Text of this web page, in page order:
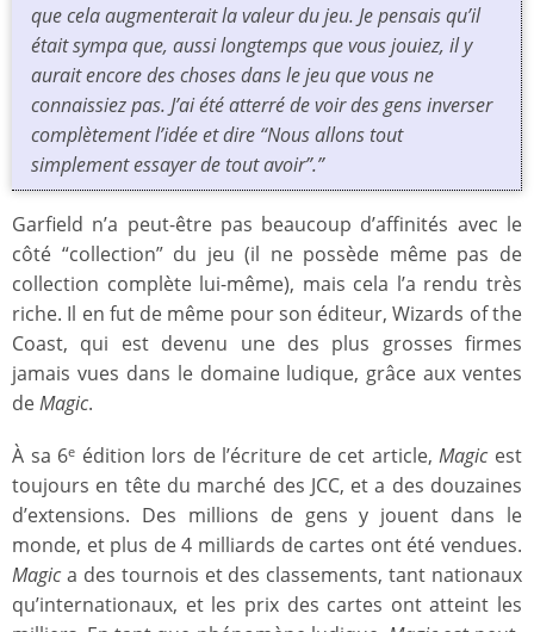
que cela augmenterait la valeur du jeu. Je pensais qu’il
était sympa que, aussi longtemps que vous jouiez, il y
aurait encore des choses dans le jeu que vous ne
connaissiez pas. J’ai été atterré de voir des gens inverser
complètement l’idée et dire “Nous allons tout
simplement essayer de tout avoir”.”
Garfield n’a peut-être pas beaucoup d’affinités avec le
côté “collection” du jeu (il ne possède même pas de
collection complète lui-même), mais cela l’a rendu très
riche. Il en fut de même pour son éditeur, Wizards of the
Coast, qui est devenu une des plus grosses firmes
jamais vues dans le domaine ludique, grâce aux ventes
deMagic.
À sa 6e édition lors de l’écriture de cet article,Magicest
toujours en tête du marché des JCC, et a des douzaines
d’extensions. Des millions de gens y jouent dans le
monde, et plus de 4 milliards de cartes ont été vendues.
Magica des tournois et des classements, tant nationaux
qu’internationaux, et les prix des cartes ont atteint les